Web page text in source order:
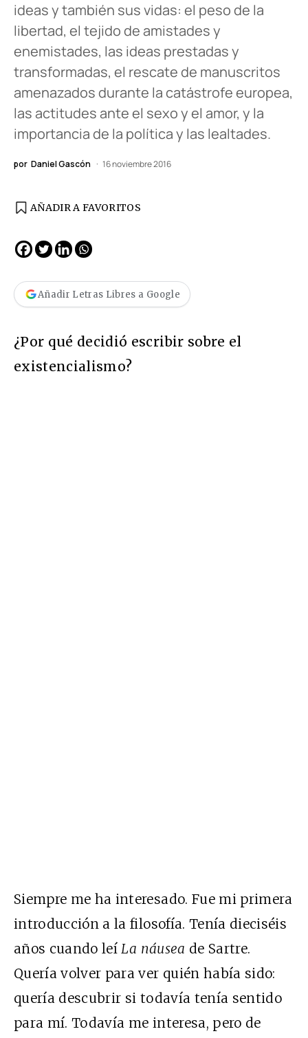
ideas y también sus vidas: el peso de la
libertad, el tejido de amistades y
enemistades, las ideas prestadas y
transformadas, el rescate de manuscritos
amenazados durante la catástrofe europea,
las actitudes ante el sexo y el amor, y la
importancia de la política y las lealtades.
por Daniel Gascón 16 noviembre 2016
AÑADIR A FAVORITOS
Añadir Letras Libres a Google
¿Por qué decidió escribir sobre el
existencialismo?
Siempre me ha interesado. Fue mi primera
introducción a la filosofía. Tenía dieciséis
años cuando leíLa náusea de Sartre.
Quería volver para ver quién había sido:
quería descubrir si todavía tenía sentido
para mí. Todavía me interesa, pero de